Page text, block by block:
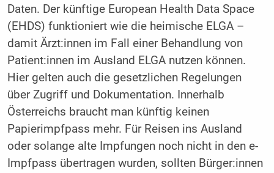
Daten. Der künftige European Health Data Space
(EHDS) funktioniert wie die heimische ELGA –
damit Ärzt:innen im Fall einer Behandlung von
Patient:innen im Ausland ELGA nutzen können.
Hier gelten auch die gesetzlichen Regelungen
über Zugriff und Dokumentation. Innerhalb
Österreichs braucht man künftig keinen
Papierimpfpass mehr. Für Reisen ins Ausland
oder solange alte Impfungen noch nicht in den e-
Impfpass übertragen wurden, sollten Bürger:innen